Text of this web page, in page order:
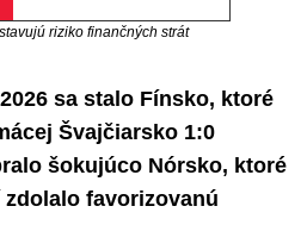
riziko finančných strát
sa stalo Fínsko, ktoré
Švajčiarsko 1:0
šokujúco Nórsko, ktoré
favorizovanú